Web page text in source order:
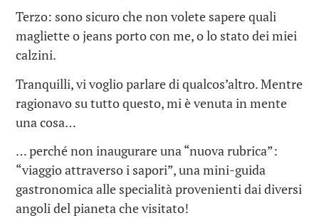
Terzo: sono sicuro che non volete sapere quali
magliette o jeans porto con me, o lo stato dei miei
calzini.
Tranquilli, vi voglio parlare di qualcos’altro. Mentre
ragionavo su tutto questo, mi è venuta in mente
una cosa…
… perché non inaugurare una “nuova rubrica”:
“viaggio attraverso i sapori”, una mini-guida
gastronomica alle specialità provenienti dai diversi
angoli del pianeta che visitato!